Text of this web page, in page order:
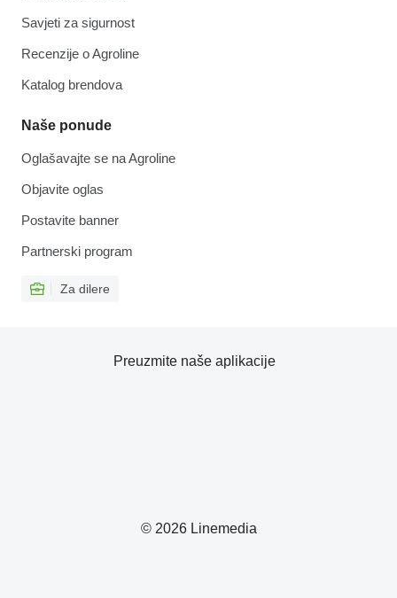
Savjeti za sigurnost
Recenzije o Agroline
Katalog brendova
Naše ponude
Oglašavajte se na Agroline
Objavite oglas
Postavite banner
Partnerski program
Za dilere
© 2026 Linemedia
Preuzmite naše aplikacije